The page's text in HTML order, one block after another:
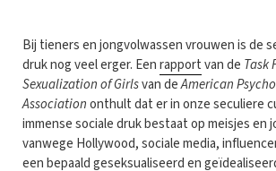
Bij tieners en jongvolwassen vrouwen is de
druk nog veel erger. Eenrapportvan de Task
Sexualization of Girlsvan deAmerican
Associationonthult dat er in onze seculiere
immense sociale druk bestaat op meisjes en
vanwege Hollywood, sociale media,
een bepaald geseksualiseerd en